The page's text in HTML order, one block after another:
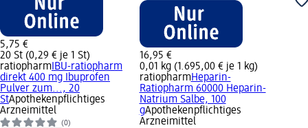
5,75 €
20 St (0,29 € je 1 St)
ratiopharm IBU-ratiopharm
direkt 400 mg Ibuprofen
Pulver zum..., 20
StApothekenpflichtiges
Arzneimittel
(0)
16,95 €
0,01 kg (1.695,00 € je 1 kg)
ratiopharmHeparin-
Ratiopharm 60000 Heparin-
Natrium Salbe, 100
gApothekenpflichtiges
Arzneimittel